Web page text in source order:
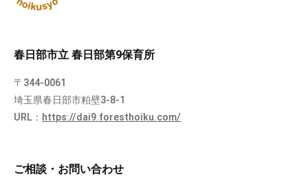
春日部市立 春日部第9保育所
〒344-0061
埼玉県春日部市粕壁3-8-1
URL： https://dai9.foresthoiku.com/
ご相談・お問い合わせ